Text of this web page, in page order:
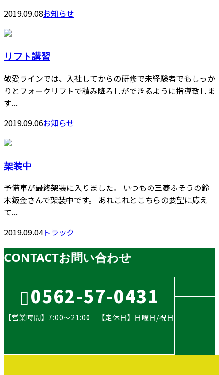
2019.09.08お知らせ
リフト講習
敬愛ラインでは、入社してからの研修で未経験者でもしっか
りとフォークリフトで積み降ろしができるように指導致しま
す...
2019.09.06お知らせ
架装中
予備車が最終架装に入りました。 いつもの三菱ふそうの鈴
木鈑金さんで架装中です。 あれこれとこちらの要望に応え
て...
2019.09.04 トラック
CONTACTお問い合わせ
0562-57-0431
【営業時間】7:00～21:00 【定休日】日曜日/祝日